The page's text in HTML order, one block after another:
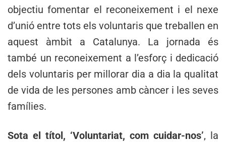
objectiu fomentar el reconeixement i el nexe
d’unió entre tots els voluntaris que treballen en
aquest àmbit a Catalunya. La jornada és
també un reconeixement a l’esforç i dedicació
dels voluntaris per millorar dia a dia la qualitat
de vida de les persones amb càncer i les seves
famílies.
Sota el títol, ‘Voluntariat, com cuidar-nos’, la